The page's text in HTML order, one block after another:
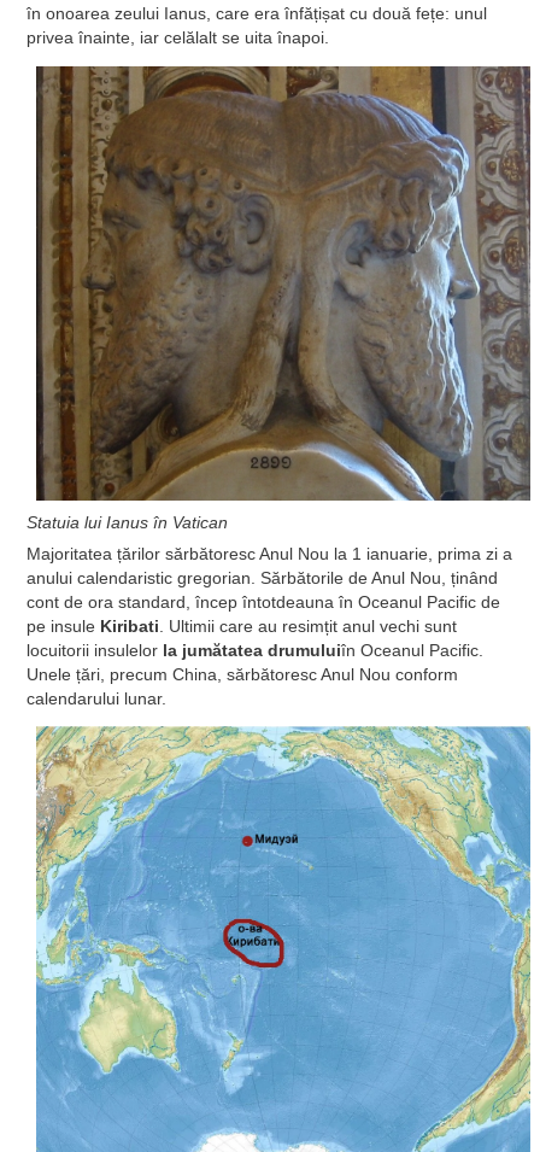
în onoarea zeului Ianus, care era înfățișat cu două fețe: unul
privea înainte, iar celălalt se uita înapoi.
Statuia lui Ianus în Vatican
Majoritatea țărilor sărbătoresc Anul Nou la 1 ianuarie, prima zi a
anului calendaristic gregorian. Sărbătorile de Anul Nou, ținând
cont de ora standard, încep întotdeauna în Oceanul Pacific de
pe insule Kiribati . Ultimii care au resimțit anul vechi sunt
locuitorii insulelor la jumătatea drumuluiîn Oceanul Pacific.
Unele țări, precum China, sărbătoresc Anul Nou conform
calendarului lunar.